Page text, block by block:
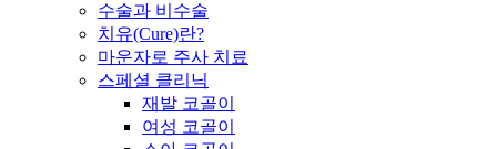
수술과 비수술
치유(Cure)란?
마운자로 주사 치료
스페셜 클리닉
재발 코골이
여성 코골이